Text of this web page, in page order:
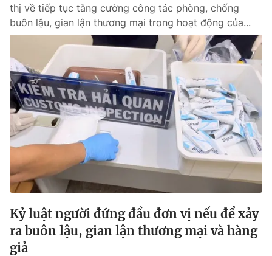
Video Shorts video
VTV Money VTV Thể thao
VTV Sức khoẻ Bất động sản
Thị trường 24h Tấm lòng Việt
Vươn mình bằng AI
VTV9 VTV8
Liên hệ tòa soạn English
thị về tiếp tục tăng cường công tác phòng, chống
buôn lậu, gian lận thương mại trong hoạt động của...
Kỷ luật người đứng đầu đơn vị nếu để xảy
ra buôn lậu, gian lận thương mại và hàng
giả